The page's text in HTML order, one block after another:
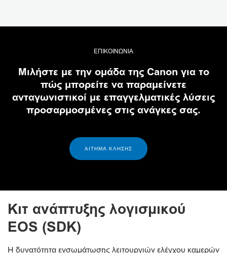
ΕΠΙΚΟΙΝΩΝΙΑ
Μιλήστε με την ομάδα της Canon για το
πώς μπορείτε να παραμείνετε
ανταγωνιστικοί με επαγγελματικές λύσεις
προσαρμοσμένες στις ανάγκες σας.
ΑΊΤΗΜΑ ΚΛΉΣΗΣ
Κιτ ανάπτυξης λογισμικού
EOS (SDK)
Η δυνατότητα ενσωμάτωσης λειτουργιών ελέγχου καμερών